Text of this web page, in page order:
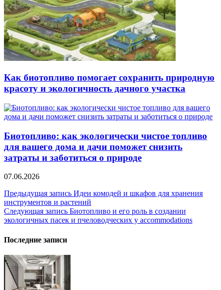
Как биотопливо помогает сохранить природную
красоту и экологичность дачного участка
Биотопливо: как экологически чистое топливо
для вашего дома и дачи поможет снизить
затраты и заботиться о природе
07.06.2026
Навигация
по
записям
Предыдущая запись Идеи комодей и шкафов для хранения
инструментов и растений
Следующая запись Биотопливо и его роль в создании
экологичных пасек и пчеловодческих у accommodations
Последние записи